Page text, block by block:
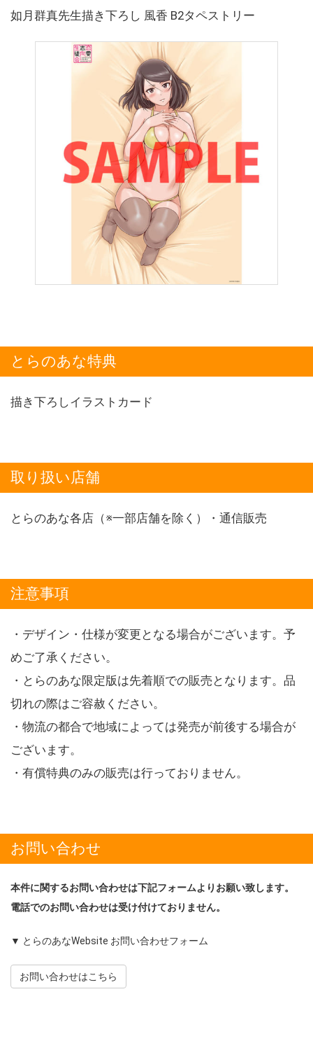
如月群真先生描き下ろし 風香 B2タペストリー
とらのあな特典
描き下ろしイラストカード
取り扱い店舗
とらのあな各店（※一部店舗を除く）・通信販売
注意事項
・デザイン・仕様が変更となる場合がございます。予
めご了承ください。
・とらのあな限定版は先着順での販売となります。品
切れの際はご容赦ください。
・物流の都合で地域によっては発売が前後する場合が
ございます。
・有償特典のみの販売は行っておりません。
お問い合わせ
本件に関するお問い合わせは下記フォームよりお願い致します。
電話でのお問い合わせは受け付けておりません。
▼ とらのあなWebsite お問い合わせフォーム
お問い合わせはこちら